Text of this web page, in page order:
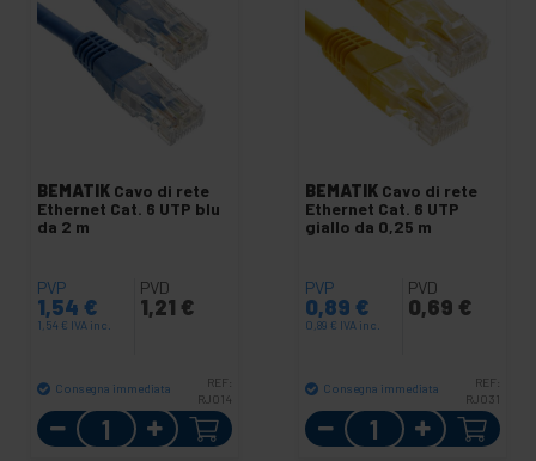
BEMATIK Cavo di rete
Ethernet Cat. 6 UTP blu
da 2 m
PVP
1,54 €
1,54 € IVA inc.
PVD
1,21 €
Consegna immediata
REF:
RJ014
Quantità
BEMATIK Cavo di rete
Ethernet Cat. 6 UTP
giallo da 0,25 m
PVP
0,89 €
0,89 € IVA inc.
PVD
0,69 €
Consegna immediata
REF:
RJ031
Quantità